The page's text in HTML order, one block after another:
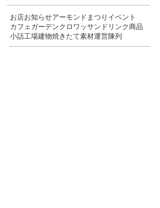
お店お知らせアーモンドまつり イベント
カフェ ガーデンクロワッサン ドリンク商品
小話工場建物焼きたて素材運営陳列